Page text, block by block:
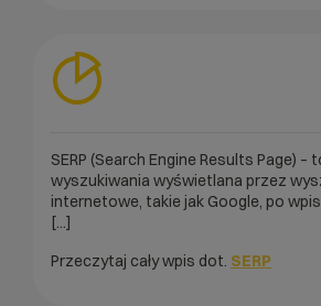
SERP (Search Engine Results Page)
wyszukiwania wyświetlana przez
internetowe, takie jak Google, po
[...]
Przeczytaj cały wpis dot. SERP